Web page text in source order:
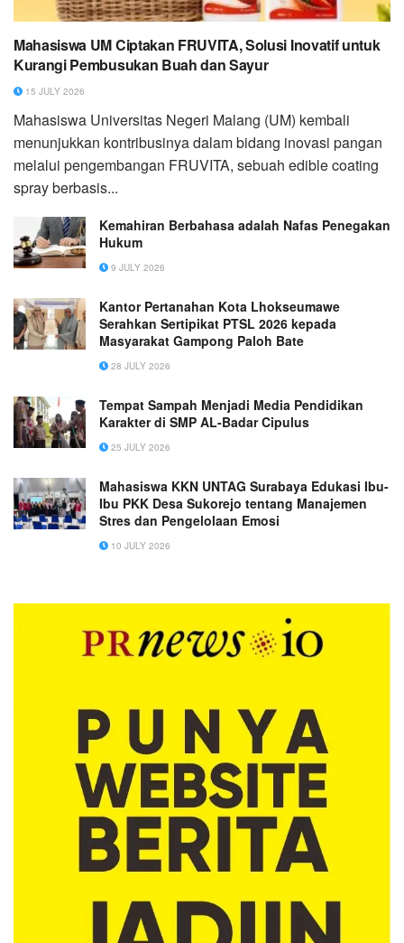
Mahasiswa UM Ciptakan FRUVITA, Solusi Inovatif untuk
Kurangi Pembusukan Buah dan Sayur
15 JULY 2026
Mahasiswa Universitas Negeri Malang (UM) kembali
menunjukkan kontribusinya dalam bidang inovasi pangan
melalui pengembangan FRUVITA, sebuah edible coating
spray berbasis...
Kemahiran Berbahasa adalah Nafas Penegakan
Hukum
9 JULY 2026
Kantor Pertanahan Kota Lhokseumawe
Serahkan Sertipikat PTSL 2026 kepada
Masyarakat Gampong Paloh Bate
28 JULY 2026
Tempat Sampah Menjadi Media Pendidikan
Karakter di SMP AL-Badar Cipulus
25 JULY 2026
Mahasiswa KKN UNTAG Surabaya Edukasi Ibu-
Ibu PKK Desa Sukorejo tentang Manajemen
Stres dan Pengelolaan Emosi
10 JULY 2026